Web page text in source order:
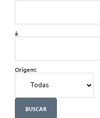
à
Origem: